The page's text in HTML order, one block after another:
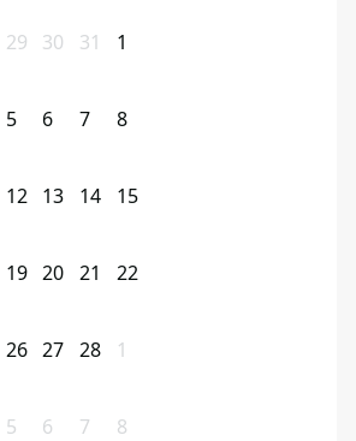
29 30 31 1
5 6 7 8
12 13 14 15
19 20 21 22
26 27 28 1
5 6 7 8